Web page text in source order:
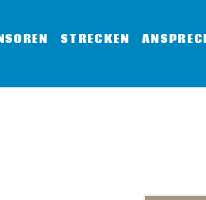
STRECKEN